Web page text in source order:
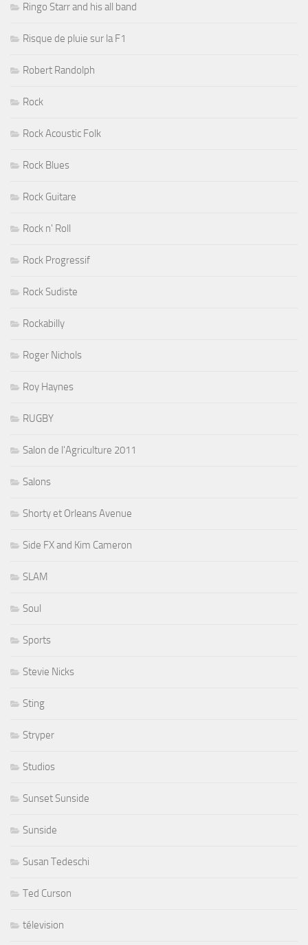
Ringo Starr and his all band
Risque de pluie sur la F1
Robert Randolph
Rock
Rock Acoustic Folk
Rock Blues
Rock Guitare
Rock n' Roll
Rock Progressif
Rock Sudiste
Rockabilly
Roger Nichols
Roy Haynes
RUGBY
Salon de l'Agriculture 2011
Salons
Shorty et Orleans Avenue
Side FX and Kim Cameron
SLAM
Soul
Sports
Stevie Nicks
Sting
Stryper
Studios
Sunset Sunside
Sunside
Susan Tedeschi
Ted Curson
télevision